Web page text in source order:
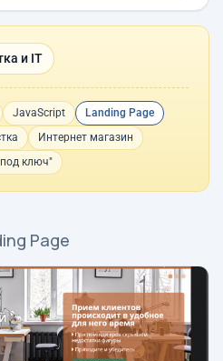
и IT
JavaScript
Landing Page
Интернет магазин
ключ"
Page